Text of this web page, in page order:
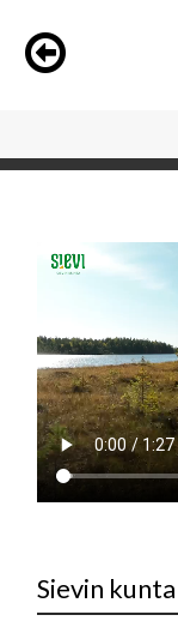
Sievin kunta